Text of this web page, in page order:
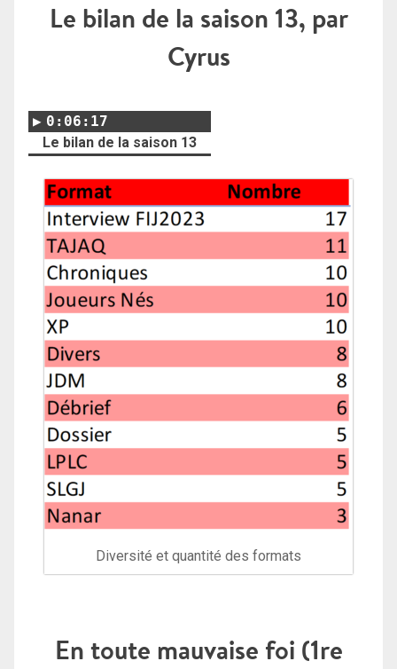
Le bilan de la saison 13, par
Cyrus
0:06:17
Le bilan de la saison 13
Diversité et quantité des formats
En toute mauvaise foi (1re